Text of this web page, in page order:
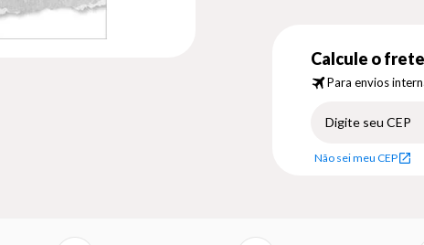
Calcule o
Para envios
Não sei meu CEP